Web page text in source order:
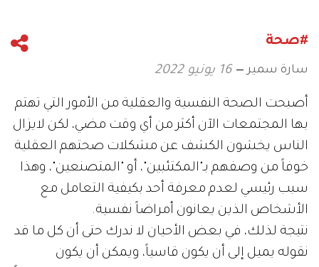
#صحة
سارة سمير 16 يونيو 2022
أصبحت الصحة النفسية والعقلية من الأمور التي تهتم
بها المجتمعات الآن أكثر من أي وقت مضي، لكن لايزال
الناس يخشون الكشف عن مشكلات صحتهم العقلية
خوفاً من وصفهم بـ"المكتئبين"، أو "المتصنعين"، وهذا
سبب رئيسي لعدم معرفة أحد بكيفية التعامل مع
الأشخاص الذين يعانون أمراضاً نفسية.
نتيجة لذلك، في بعض الأحيان لا ندرك حتى أن كل ما قد
نقوله يميل إلى أن يكون قاسياً، ويمكن أن يكون